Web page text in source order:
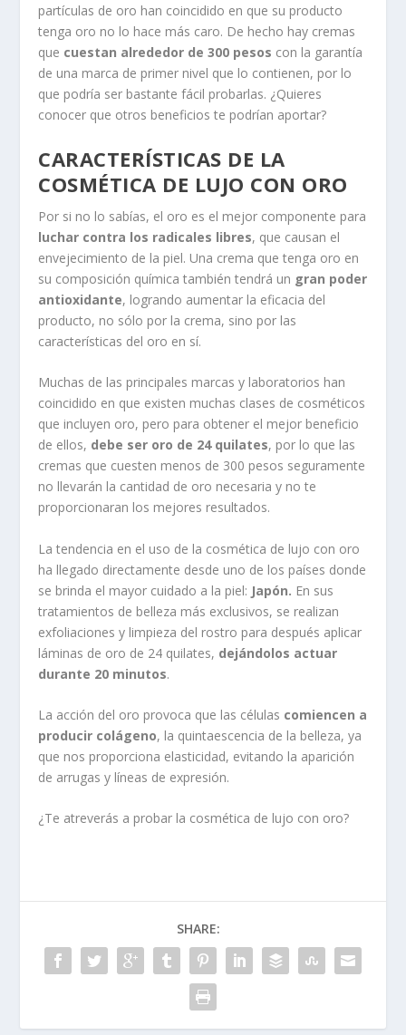
partículas de oro han coincidido en que su producto
tenga oro no lo hace más caro. De hecho hay cremas
que cuestan alrededor de 300 pesos con la garantía
de una marca de primer nivel que lo contienen, por lo
que podría ser bastante fácil probarlas. ¿Quieres
conocer que otros beneficios te podrían aportar?
CARACTERÍSTICAS DE LA
COSMÉTICA DE LUJO CON ORO
Por si no lo sabías, el oro es el mejor componente para
luchar contra los radicales libres, que causan el
envejecimiento de la piel. Una crema que tenga oro en
su composición química también tendrá un gran poder
antioxidante, logrando aumentar la eficacia del
producto, no sólo por la crema, sino por las
características del oro en sí.
Muchas de las principales marcas y laboratorios han
coincidido en que existen muchas clases de cosméticos
que incluyen oro, pero para obtener el mejor beneficio
de ellos, debe ser oro de 24 quilates, por lo que las
cremas que cuesten menos de 300 pesos seguramente
no llevarán la cantidad de oro necesaria y no te
proporcionaran los mejores resultados.
La tendencia en el uso de la cosmética de lujo con oro
ha llegado directamente desde uno de los países donde
se brinda el mayor cuidado a la piel: Japón. En sus
tratamientos de belleza más exclusivos, se realizan
exfoliaciones y limpieza del rostro para después aplicar
láminas de oro de 24 quilates, dejándolos actuar
durante 20 minutos.
La acción del oro provoca que las células comiencen a
producir colágeno, la quintaescencia de la belleza, ya
que nos proporciona elasticidad, evitando la aparición
de arrugas y líneas de expresión.
¿Te atreverás a probar la cosmética de lujo con oro?
SHARE: